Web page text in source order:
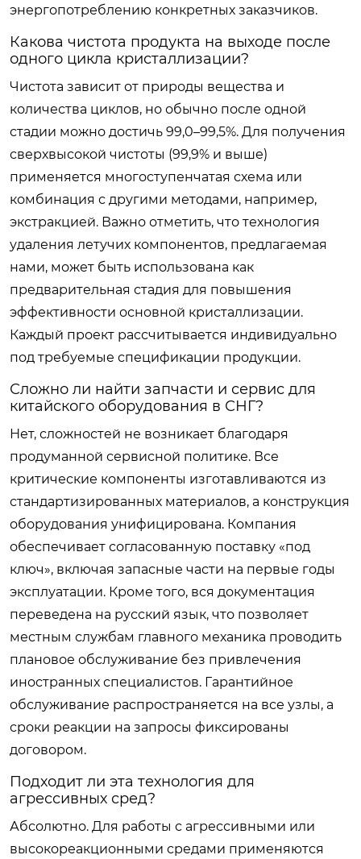
энергопотреблению конкретных заказчиков.
Какова чистота продукта на выходе после
одного цикла кристаллизации?
Чистота зависит от природы вещества и
количества циклов, но обычно после одной
стадии можно достичь 99,0–99,5%. Для получения
сверхвысокой чистоты (99,9% и выше)
применяется многоступенчатая схема или
комбинация с другими методами, например,
экстракцией. Важно отметить, что технология
удаления летучих компонентов, предлагаемая
нами, может быть использована как
предварительная стадия для повышения
эффективности основной кристаллизации.
Каждый проект рассчитывается индивидуально
под требуемые спецификации продукции.
Сложно ли найти запчасти и сервис для
китайского оборудования в СНГ?
Нет, сложностей не возникает благодаря
продуманной сервисной политике. Все
критические компоненты изготавливаются из
стандартизированных материалов, а конструкция
оборудования унифицирована. Компания
обеспечивает согласованную поставку «под
ключ», включая запасные части на первые годы
эксплуатации. Кроме того, вся документация
переведена на русский язык, что позволяет
местным службам главного механика проводить
плановое обслуживание без привлечения
иностранных специалистов. Гарантийное
обслуживание распространяется на все узлы, а
сроки реакции на запросы фиксированы
договором.
Подходит ли эта технология для
агрессивных сред?
Абсолютно. Для работы с агрессивными или
высокореакционными средами применяются